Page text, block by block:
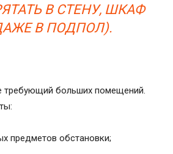
В СТЕНУ, ШКАФ
В ПОДПОЛ).
требующий больших помещений.
предметов обстановки;